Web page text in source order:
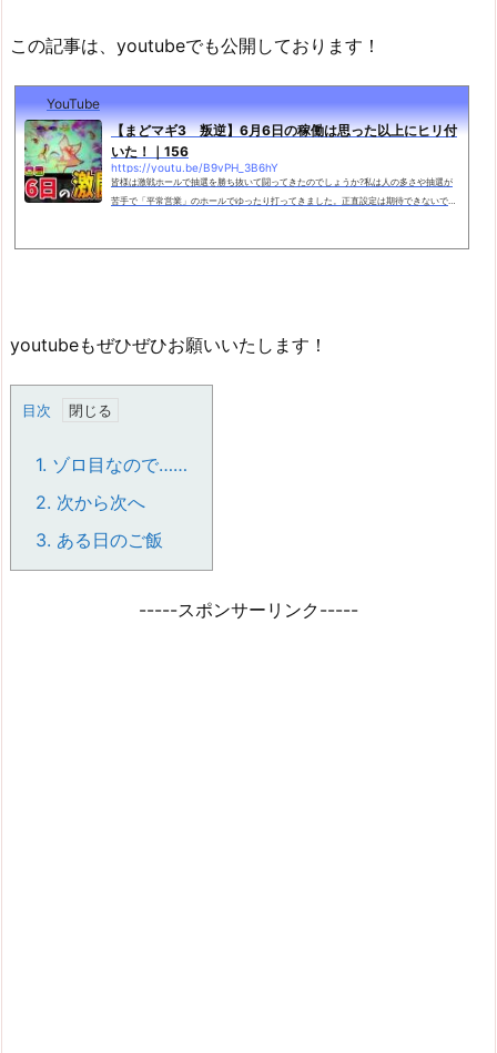
この記事は、youtubeでも公開しております！
YouTube
【まどマギ3 叛逆】6月6日の稼働は思った以上にヒリ付
いた！｜156
https://youtu.be/B9vPH_3B6hY
皆様は激戦ホールで抽選を勝ち抜いて闘ってきたのでしょうか?私は人の多さや抽選が
苦手で「平常営業」のホールでゆったり打ってきました。正直設定は期待できないです
youtubeもぜひぜひお願いいたします！
目次
1. ゾロ目なので……
2. 次から次へ
3. ある日のご飯
-----スポンサーリンク-----